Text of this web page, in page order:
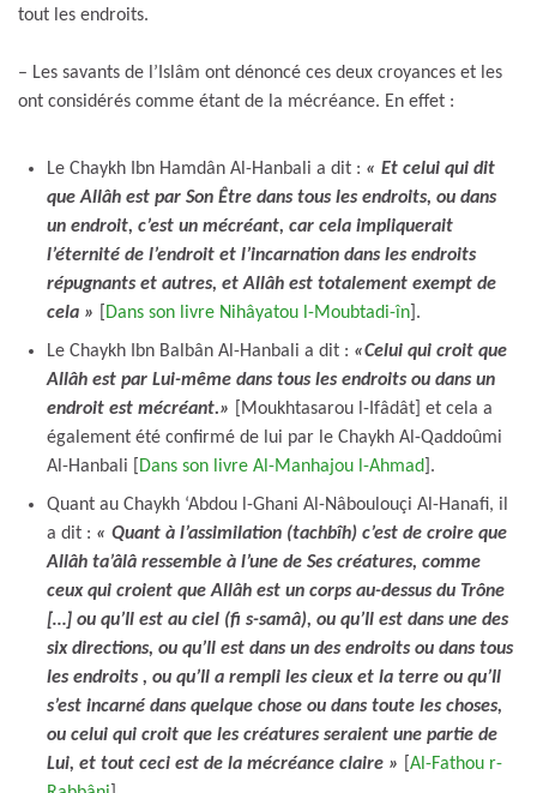
tout les endroits.
– Les savants de l’Islâm ont dénoncé ces deux croyances et les
ont considérés comme étant de la mécréance. En effet :
Le Chaykh Ibn Hamdân Al-Hanbali a dit : « Et celui qui dit
que Allâh est par Son Être dans tous les endroits, ou dans
un endroit, c’est un mécréant, car cela impliquerait
l’éternité de l’endroit et l’incarnation dans les endroits
répugnants et autres, et Allâh est totalement exempt de
cela »
Dans son livre Nihâyatou l-Moubtadi-în ].
Le Chaykh Ibn Balbân Al-Hanbali a dit : «Celui qui croit que
Allâh est par Lui-même dans tous les endroits ou dans un
endroit est mécréant.»
[Moukhtasarou l-Ifâdât] et cela a
également été confirmé de lui par le Chaykh Al-Qaddoûmi
Al-Hanbali [
Dans son livre Al-Manhajou l-Ahmad ].
Quant au Chaykh ‘Abdou l-Ghani Al-Nâboulouçi Al-Hanafi, il
a dit : « Quant à l’assimilation (tachbîh) c’est de croire que
Allâh ta’âlâ ressemble à l’une de Ses créatures, comme
ceux qui croient que Allâh est un corps au-dessus du Trône
[…] ou qu’Il est au ciel (fi s-samâ), ou qu’Il est dans une des
six directions, ou qu’Il est dans un des endroits ou dans tous
les endroits , ou qu’Il a rempli les cieux et la terre ou qu’Il
s’est incarné dans quelque chose ou dans toute les choses,
ou celui qui croit que les créatures seraient une partie de
Lui, et tout ceci est de la mécréance claire »
Al-Fathou r-